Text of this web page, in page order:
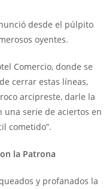
desde el púlpito
oyentes.
Comercio, donde se
cerrar estas líneas,
arcipreste, darle la
una serie de aciertos en
cometido”.
la Patrona
y profanados la